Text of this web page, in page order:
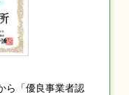
ら「優良事業者認